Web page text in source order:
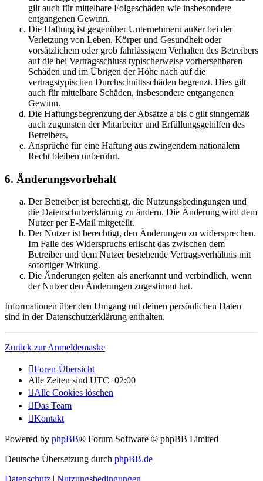
gilt auch für mittelbare Folgeschäden wie insbesondere
entgangenen Gewinn.
Die Haftung ist gegenüber Unternehmern außer bei der
Verletzung von Leben, Körper und Gesundheit oder
vorsätzlichem oder grob fahrlässigem Verhalten des Betreibers
auf die bei Vertragsschluss typischerweise vorhersehbaren
Schäden und im Übrigen der Höhe nach auf die
vertragstypischen Durchschnittsschäden begrenzt. Dies gilt
auch für mittelbare Schäden, insbesondere entgangenen
Gewinn.
Die Haftungsbegrenzung der Absätze a bis c gilt sinngemäß
auch zugunsten der Mitarbeiter und Erfüllungsgehilfen des
Betreibers.
Ansprüche für eine Haftung aus zwingendem nationalem
Recht bleiben unberührt.
6. Änderungsvorbehalt
Der Betreiber ist berechtigt, die Nutzungsbedingungen und
die Datenschutzerklärung zu ändern. Die Änderung wird dem
Nutzer per E-Mail mitgeteilt.
Der Nutzer ist berechtigt, den Änderungen zu widersprechen.
Im Falle des Widerspruchs erlischt das zwischen dem
Betreiber und dem Nutzer bestehende Vertragsverhältnis mit
sofortiger Wirkung.
Die Änderungen gelten als anerkannt und verbindlich, wenn
der Nutzer den Änderungen zugestimmt hat.
Informationen über den Umgang mit deinen persönlichen Daten
sind in der Datenschutzerklärung enthalten.
Zurück zur Anmeldemaske
Foren-Übersicht
Alle Zeiten sind UTC+02:00
Alle Cookies löschen
Das Team
Kontakt
Powered by phpBB® Forum Software © phpBB Limited
Deutsche Übersetzung durch phpBB.de